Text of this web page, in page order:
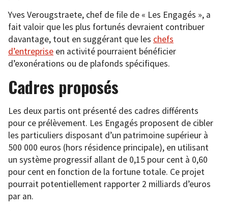
Yves Verougstraete, chef de file de « Les Engagés », a
fait valoir que les plus fortunés devraient contribuer
davantage, tout en suggérant que les chefs
d’entreprise en activité pourraient bénéficier
d’exonérations ou de plafonds spécifiques.
Cadres proposés
Les deux partis ont présenté des cadres différents
pour ce prélèvement. Les Engagés proposent de cibler
les particuliers disposant d’un patrimoine supérieur à
500 000 euros (hors résidence principale), en utilisant
un système progressif allant de 0,15 pour cent à 0,60
pour cent en fonction de la fortune totale. Ce projet
pourrait potentiellement rapporter 2 milliards d’euros
par an.